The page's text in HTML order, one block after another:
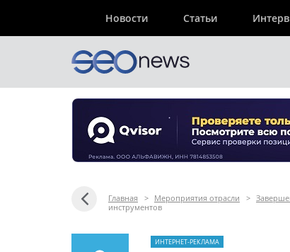
Новости Статьи
Главная > Мероприятия отрасли >
инструментов
ИНТЕРНЕТ-РЕКЛАМА